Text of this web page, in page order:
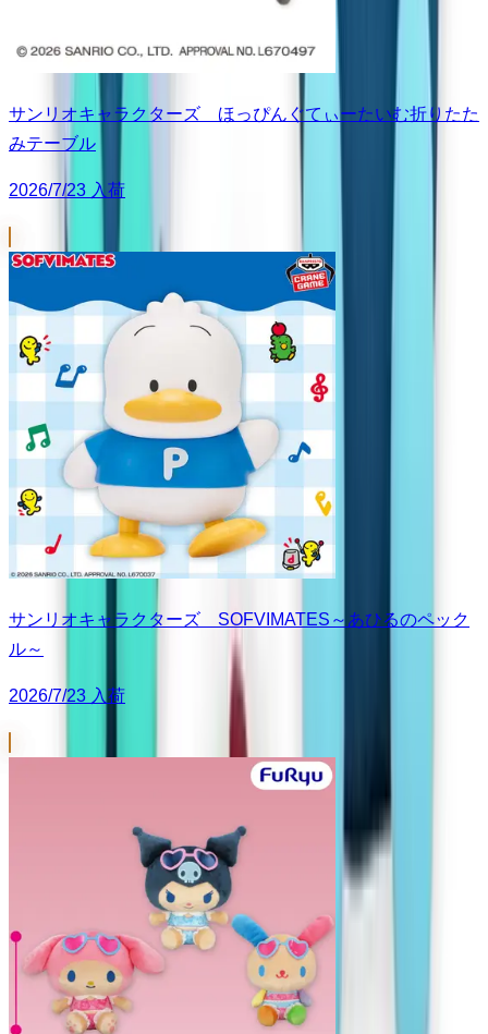
サンリオキャラクターズ ほっぴんぐてぃーたいむ折りたた
みテーブル
2026/7/23 入荷
サンリオキャラクターズ SOFVIMATES～あひるのペック
ル～
2026/7/23 入荷